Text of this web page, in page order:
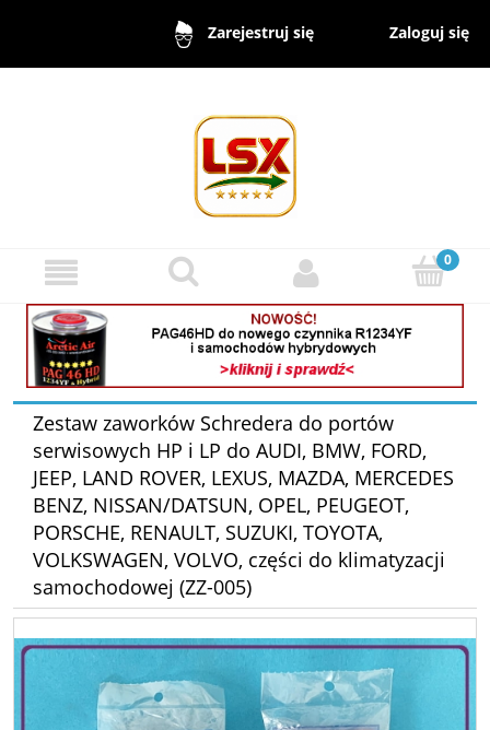
Zarejestruj się Zaloguj się
Zestaw zaworków Schredera do portów
serwisowych HP i LP do AUDI, BMW, FORD,
JEEP, LAND ROVER, LEXUS, MAZDA, MERCEDES
BENZ, NISSAN/DATSUN, OPEL, PEUGEOT,
PORSCHE, RENAULT, SUZUKI, TOYOTA,
VOLKSWAGEN, VOLVO, części do klimatyzacji
samochodowej (ZZ-005)